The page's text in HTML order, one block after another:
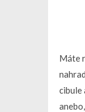
Máte
cibule